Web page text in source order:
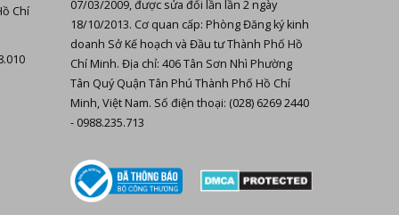
Chí
07/03/2009, được sửa đổi lần lần 2 ngày
18/10/2013. Cơ quan cấp: Phòng Đăng ký kinh
doanh Sở Kế hoạch và Đầu tư Thành Phố Hồ
Chí Minh. Địa chỉ: 406 Tân Sơn Nhì Phường
Tân Quý Quận Tân Phú Thành Phố Hồ Chí
Minh, Việt Nam. Số điện thoại: (028) 6269 2440
- 0988.235.713